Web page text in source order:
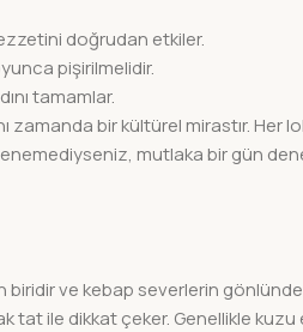
doğrudan etkiler.
pişirilmelidir.
tamamlar.
bir kültürel mirastır. Her
mutlaka bir gün
ve kebap severlerin
tat ile dikkat çeker. Genellikle